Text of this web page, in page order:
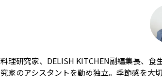
料理研究家、DELISH KITCHEN副編集長、
究家のアシスタントを勤め独立。季節感を大